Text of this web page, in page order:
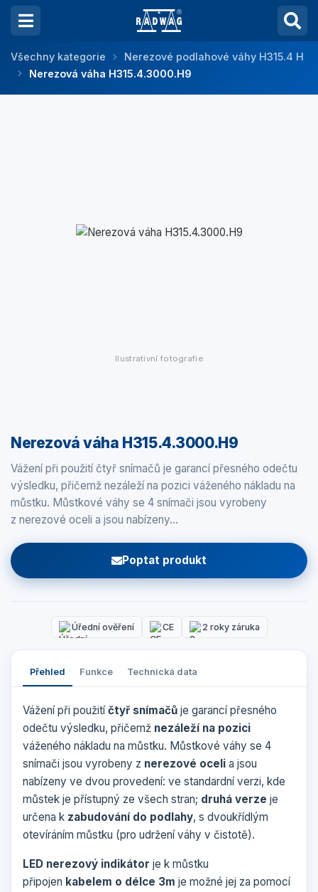
Všechny kategorie
Nerezové podlahové váhy H315.4 H
Nerezová váha H315.4.3000.H9
Ilustrativní fotografie
Nerezová váha H315.4.3000.H9
Vážení při použití čtyř snímačů je garancí přesného odečtu
výsledku, přičemž nezáleží na pozici váženého nákladu na
můstku. Můstkové váhy se 4 snímači jsou vyrobeny
z nerezové oceli a jsou nabízeny…
Poptat produkt
Úřední ověření CE 2 roky záruka
Přehled Funkce Technická data
Vážení při použitíčtyř snímačů je garancí přesného
odečtu výsledku, přičemž nezáleží na pozici
váženého nákladu na můstku. Můstkové váhy se 4
snímači jsou vyrobeny z nerezové oceli a jsou
nabízeny ve dvou provedení: ve standardní verzi, kde
můstek je přístupný ze všech stran; druhá verze je
určena k zabudování do podlahy, s dvoukřídlým
otevíráním můstku (pro udržení váhy v čistotě).
LED nerezový indikátor je k můstku
připojen kabelem o délce 3m je možné jej za pomocí